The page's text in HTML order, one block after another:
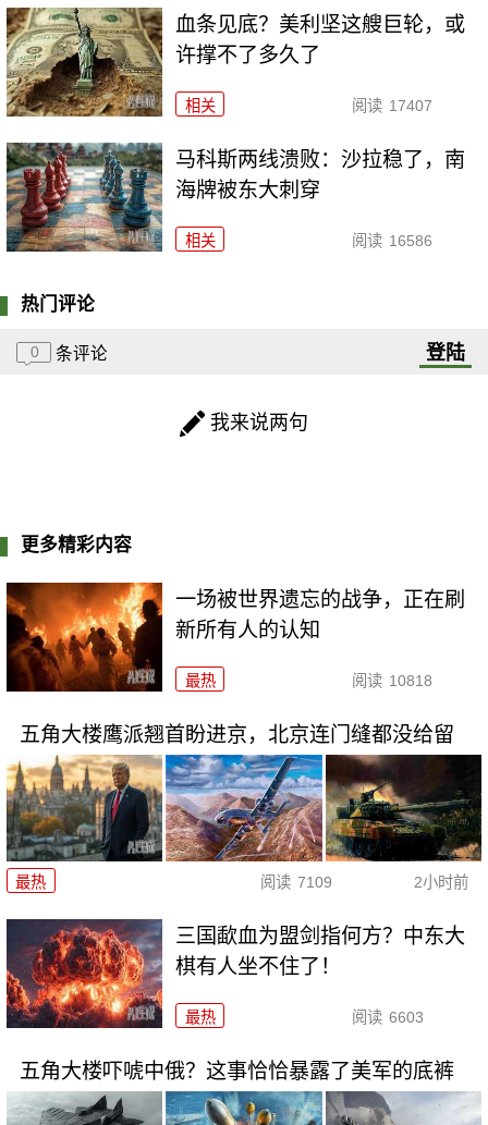
血条见底？美利坚这艘巨轮，或
许撑不了多久了
相关 阅读 17407
马科斯两线溃败：沙拉稳了，南
海牌被东大刺穿
相关 阅读 16586
热门评论
0 条评论 登陆
我来说两句
更多精彩内容
一场被世界遗忘的战争，正在刷
新所有人的认知
最热 阅读 10818
五角大楼鹰派翘首盼进京，北京连门缝都没给留
最热 阅读 7109 2小时前
三国歃血为盟剑指何方？中东大
棋有人坐不住了！
最热 阅读 6603
五角大楼吓唬中俄？这事恰恰暴露了美军的底裤